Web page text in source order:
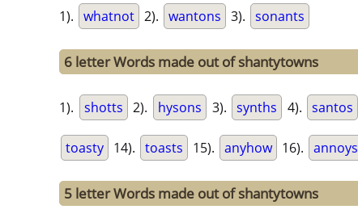
1). whatnot 2). wantons 3). sonants
6 letter Words made out of shantytowns
1). shotts 2). hysons 3). synths 4). santos
toasty 14). toasts 15). anyhow 16). annoys
5 letter Words made out of shantytowns